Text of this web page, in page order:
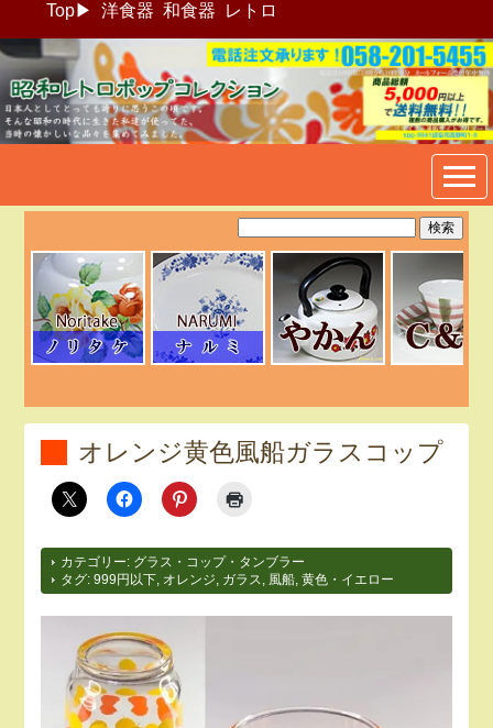
Top▶ 洋食器 和食器 レトロ
昭和レトロポップ食器生活雑
貨通販＠フリマート
オレンジ黄色風船ガラスコップ
カテゴリー: グラス・コップ・タンブラー
タグ:999円以下 オレンジ ガラス 風船 ,黄色・イエロー